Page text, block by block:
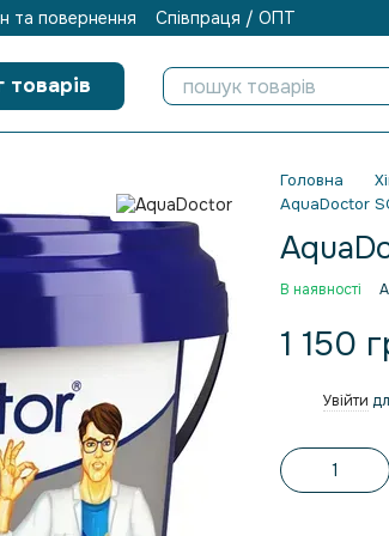
та повернення Співпраця / ОПТ
товарів
Головна
AquaDoctor
В наявності
1 150
Увійти